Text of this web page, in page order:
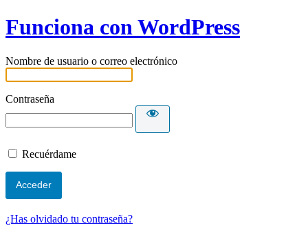
Funciona con WordPress
Nombre de usuario o correo electrónico
Contraseña
Recuérdame
¿Has olvidado tu contraseña?